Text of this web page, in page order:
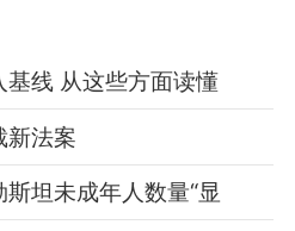
线 从这些方面读懂
新法案
坦未成年人数量“显